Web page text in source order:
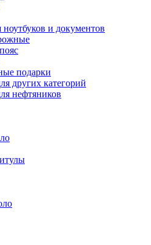
и документов
подарки
других категорий
нефтяников